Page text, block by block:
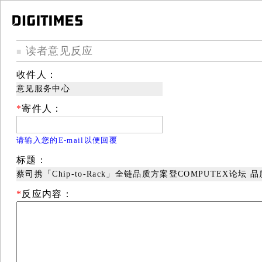
■ 读者意见反应
收件人：
意见服务中心
*寄件人：
请输入您的E-mail以便回覆
标题：
蔡司携「Chip-to-Rack」全链品质方案登COMPUTEX论坛 品
* 反应内容：